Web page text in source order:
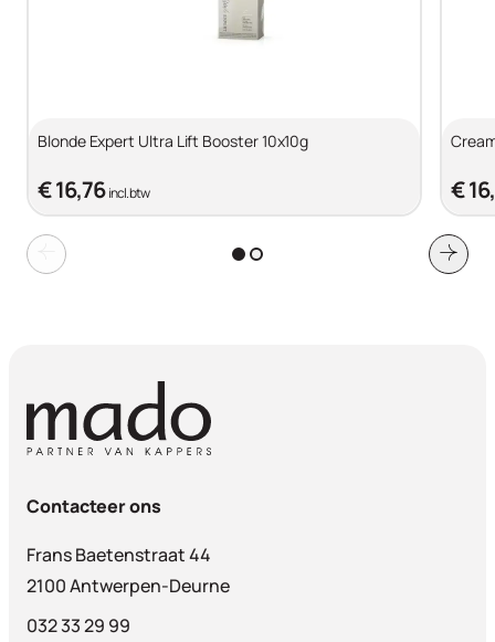
Blonde Expert Ultra Lift Booster 10x10g
€ 16,76incl. btw €
Contacteer ons
Frans Baetenstraat 44
2100 Antwerpen-Deurne
032 33 29 99